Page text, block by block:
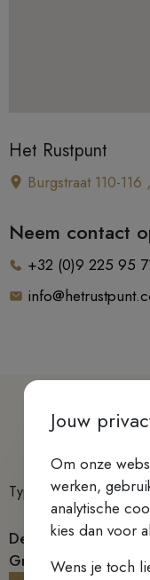
Het Rustpunt
Burgstraat 110-
Neem contact
+32 (0)9 225 95
Type inschrijving
Deelname ter plaatse
Gratis
Jouw
Om onze
werken,
analytische
kies dan voor
Wens je toch